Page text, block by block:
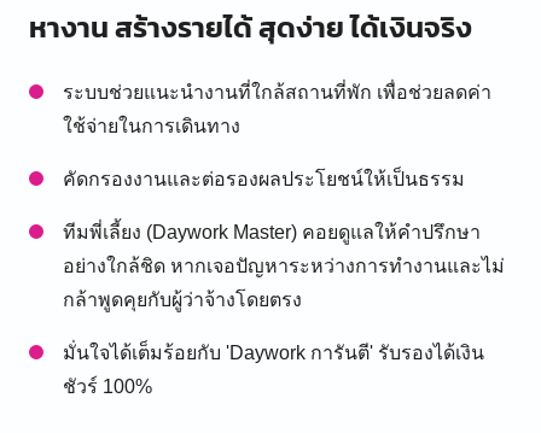
หางาน สร้างรายได้ สุดง่าย ได้เงินจริง
ระบบช่วยแนะนำงานที่ใกล้สถานที่พัก เพื่อช่วยลดค่า
ใช้จ่ายในการเดินทาง
คัดกรองงานและต่อรองผลประโยชน์ให้เป็นธรรม
ทีมพี่เลี้ยง (Daywork Master) คอยดูแลให้คำปรึกษา
อย่างใกล้ชิด หากเจอปัญหาระหว่างการทำงานและไม่
กล้าพูดคุยกับผู้ว่าจ้างโดยตรง
มั่นใจได้เต็มร้อยกับ 'Daywork การันตี' รับรองได้เงิน
ชัวร์ 100%